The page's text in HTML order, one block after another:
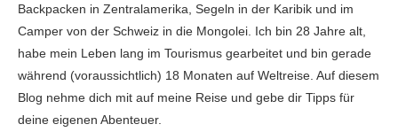
Backpacken in Zentralamerika, Segeln in der Karibik und im
Camper von der Schweiz in die Mongolei. Ich bin 28 Jahre alt,
habe mein Leben lang im Tourismus gearbeitet und bin gerade
während (voraussichtlich) 18 Monaten auf Weltreise. Auf diesem
Blog nehme dich mit auf meine Reise und gebe dir Tipps für
deine eigenen Abenteuer.